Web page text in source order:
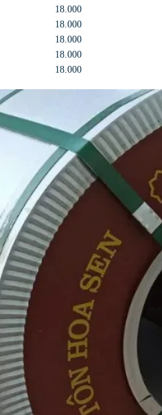
18.000
18.000
18.000
18.000
18.000